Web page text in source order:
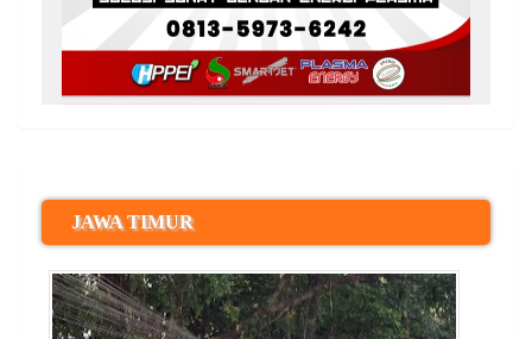
JAWA TIMUR